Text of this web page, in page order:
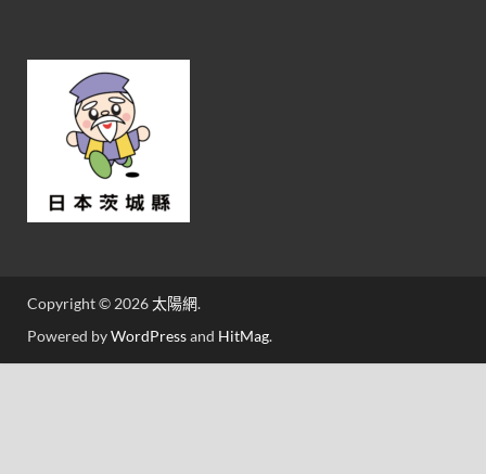
Copyright © 2026太陽網.
Powered byWordPressand HitMag.